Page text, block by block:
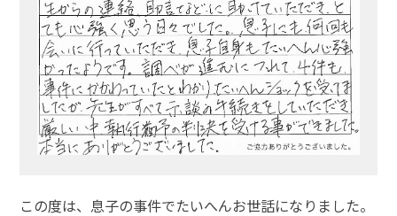
この度は、息子の事件でたいへんお世話になりました。